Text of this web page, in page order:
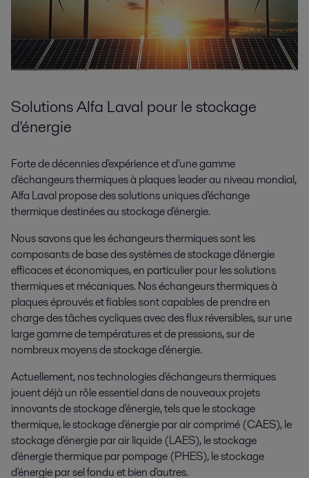
Solutions Alfa Laval pour le stockage
d'énergie
Forte de décennies d'expérience et d'une gamme
d'échangeurs thermiques à plaques leader au niveau mondial,
Alfa Laval propose des solutions uniques d'échange
thermique destinées au stockage d'énergie.
Nous savons que les échangeurs thermiques sont les
composants de base des systèmes de stockage d'énergie
efficaces et économiques, en particulier pour les solutions
thermiques et mécaniques. Nos échangeurs thermiques à
plaques éprouvés et fiables sont capables de prendre en
charge des tâches cycliques avec des flux réversibles, sur une
large gamme de températures et de pressions, sur de
nombreux moyens de stockage d'énergie.
Actuellement, nos technologies d'échangeurs thermiques
jouent déjà un rôle essentiel dans de nouveaux projets
innovants de stockage d'énergie, tels que le stockage
thermique, le stockage d'énergie par air comprimé (CAES), le
stockage d'énergie par air liquide (LAES), le stockage
d'énergie thermique par pompage (PHES), le stockage
d'énergie par sel fondu et bien d'autres.